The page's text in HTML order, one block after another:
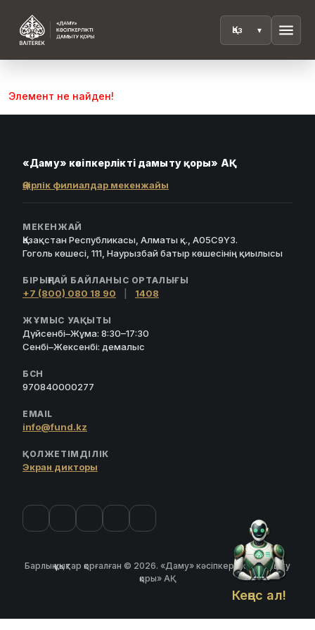
menu
Кеңес ал!
Элемент не найден!
«Даму» кәсіпкерлікті дамыту қоры» АҚ
Өңірлік филиалдар мекенжайы
МЕКЕНЖАЙ
Қазақстан Республикасы, Алматы қ., A05C9Y3.
Гоголь көшесі, 111, Наурызбай батыр көшесінің қиылысы
БІРЫҢҒАЙ БАЙЛАНЫС ОРТАЛЫҒЫ
+7 (800) 080 18 90 1408
ЖҰМЫС УАҚЫТЫ
Дүйсенбі–Жұма: 8:30–17:30
Сенбі–Жексенбі: демалыс
БСН
970840000277
EMAIL
info@fund.kz
ҚОЛЖЕТІМДІЛІК
Экран дикторы
Барлық құқықтар қорғалған © 2026. «Даму» кәсіпкерлікті дамыту
қоры» АҚ